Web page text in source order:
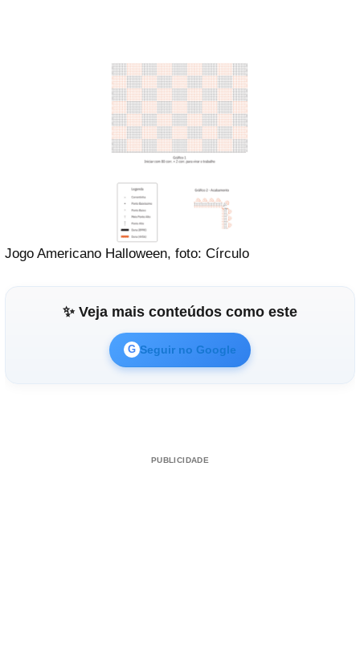
Jogo Americano Halloween, foto: Círculo
✨ Veja mais conteúdos como este
G Seguir no Google
PUBLICIDADE